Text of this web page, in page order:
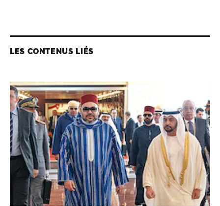
LES CONTENUS LIÉS